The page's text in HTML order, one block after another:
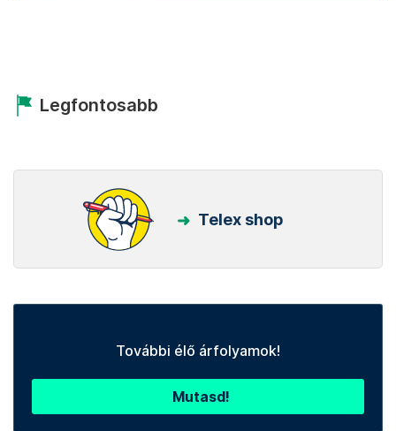
Legfontosabb
Telex shop
További élő árfolyamok!
Mutasd!